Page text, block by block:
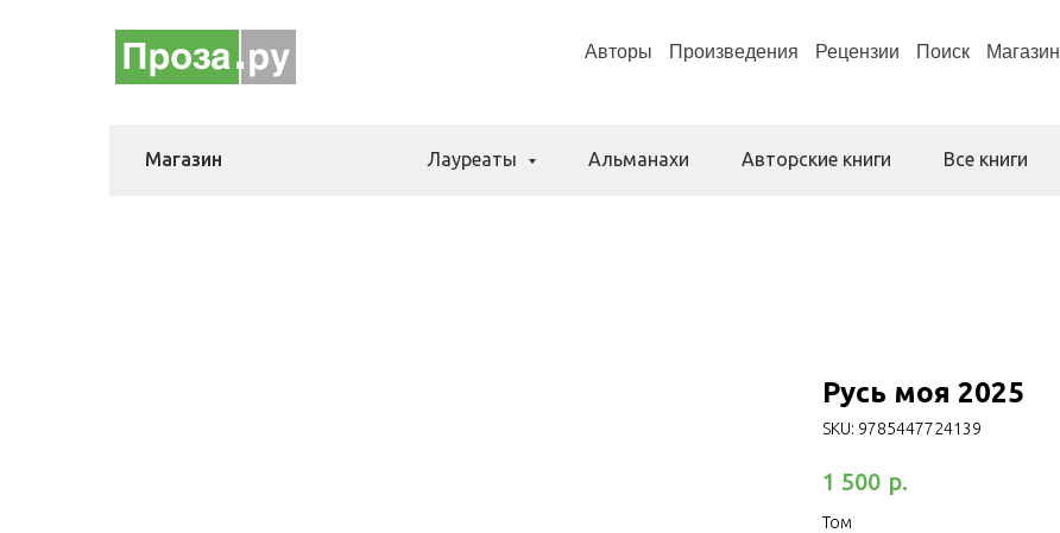
Авторы Произведения Рецензии Поиск Магазин
Магазин Лауреаты Альманахи Авторские книги Все книги
Русь моя 2025
SKU: 9785447724139
1 500 р.
Том